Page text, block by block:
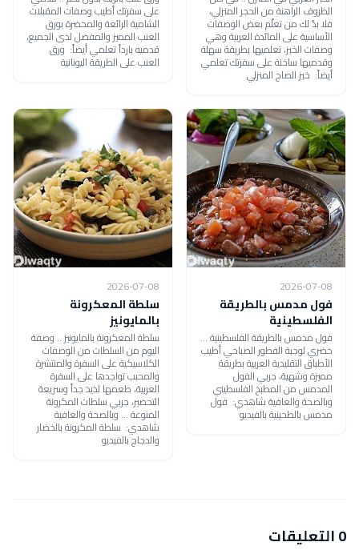
الظروف الراهنة من الحجر المنزلي،
فلا بدّ لك من تعلّم بعض الوصفات
الأساسية على المائدة العربية وهي
وصفات الخبز، تعلميها بطريقة سهلة
وقدميها ساخنة على سفرتك تعلمي
أيضاً: خبز الصاج المنزلي
على سفرتك أطيب وصفات المقبلات
الشامية الرائعة والمحضرة بورق
العنب المميز والمفضل لدى الجميع،
قدميه بارداً تعلمي أيضاً: ورق
العنب على الطريقة اليونانية
2026-07-08
فول مدمس بالطريقة
الفلسطينية
فول مدمس بالطريقة الفلسطينية ...
حضري لوجبة الفطور الصباحي أطيب
الأطباق التقليدية العربية بطريقة
مميزة وشهية، جربي الفول
المدمس من المطبخ الفلسطيني
وبالصحة والعافية شاهدي: فول
مدمس بالطحينية بالفيديو
2026-07-08
سلطة المعكرونة
بالمايونيز
سلطة المعكرونة بالمايونيز .. وصفة
اليوم من السلطات من الوصفات
الكلاسيكية على السفرة والمنتشرة
والمحبب تواجدها على السفرة
العربية، طعمها لذيذ جداً وسريعة
التحضير، جربي سلطات المكرونة
المنوعة ... وبالصحة والعافية
شاهدي: سلطة المكرونة بالخضار
والدجاج بالفيديو
0 التعليقات